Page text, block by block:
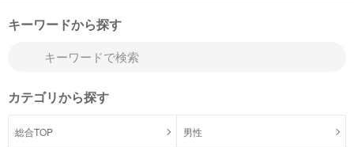
キーワードから探す
カテゴリから探す
総合TOP 男性